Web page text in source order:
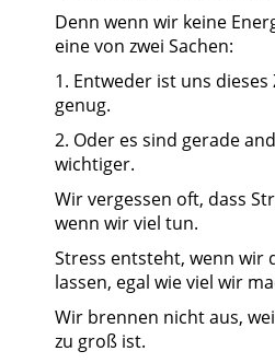
Denn wenn wir keine
eine von zwei Sachen:
1. Entweder ist uns
genug.
2. Oder es sind gerade
wichtiger.
Wir vergessen oft, dass
wenn wir viel tun.
Stress entsteht, wenn wir
lassen, egal wie viel wir
Wir brennen nicht aus,
zu groß ist.